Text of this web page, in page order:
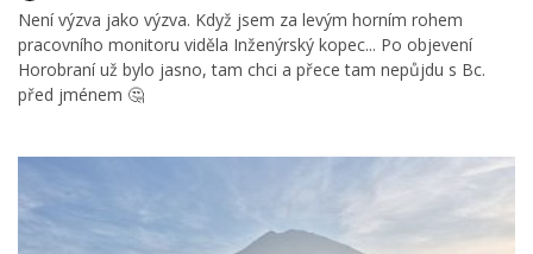
Není výzva jako výzva. Když jsem za levým horním rohem
pracovního monitoru viděla Inženýrský kopec... Po objevení
Horobraní už bylo jasno, tam chci a přece tam nepůjdu s Bc.
před jménem 🤔